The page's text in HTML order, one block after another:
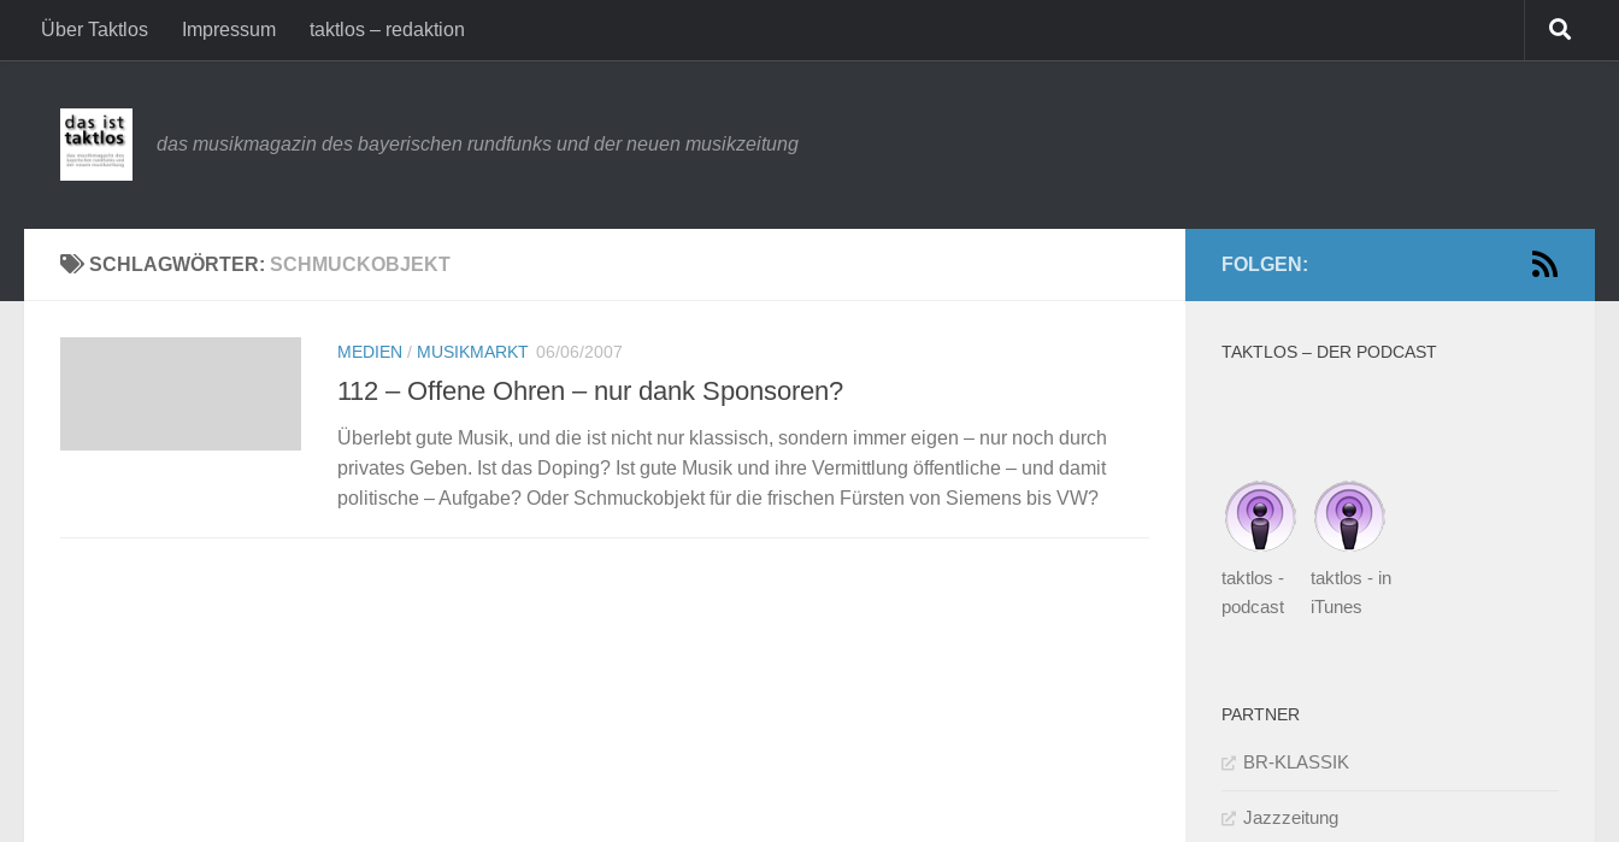
Zum Inhalt springen
Über Taktlos Impressum taktlos – redaktion
das musikmagazin des bayerischen rundfunks und der neuen musikzeitung
SCHLAGWÖRTER: SCHMUCKOBJEKT
MEDIEN / MUSIKMARKT 06/06/2007
112 – Offene Ohren – nur dank Sponsoren?
Überlebt gute Musik, und die ist nicht nur klassisch, sondern immer eigen – nur noch durch
privates Geben. Ist das Doping? Ist gute Musik und ihre Vermittlung öffentliche – und damit
politische – Aufgabe? Oder Schmuckobjekt für die frischen Fürsten von Siemens bis VW?
FOLGEN:
TAKTLOS – DER PODCAST
taktlos -
podcast
taktlos - in
iTunes
PARTNER
BR-KLASSIK
Jazzzeitung